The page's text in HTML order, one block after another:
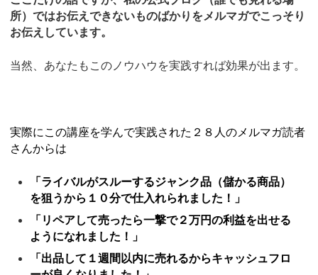
所）ではお伝えできないものばかりをメルマガでこっそり
お伝えしています。
当然、あなたもこのノウハウを実践すれば効果が出ます。
実際にこの講座を学んで実践された２８人のメルマガ読者
さんからは
「ライバルがスルーするジャンク品（儲かる商品）
を狙うから１０分で仕入れられました！」
「リペアして売ったら一撃で２万円の利益を出せる
ようになれました！」
「出品して１週間以内に売れるからキャッシュフロ